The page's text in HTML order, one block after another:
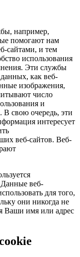
например,
помогают нам
сайтами, и тем
использования
Эти службы
как веб-
изображения,
число
и
В свою очередь, эти
интересует
веб-сайтов. Веб-
Данные веб-
для того,
они никогда не
Ваши имя или адрес